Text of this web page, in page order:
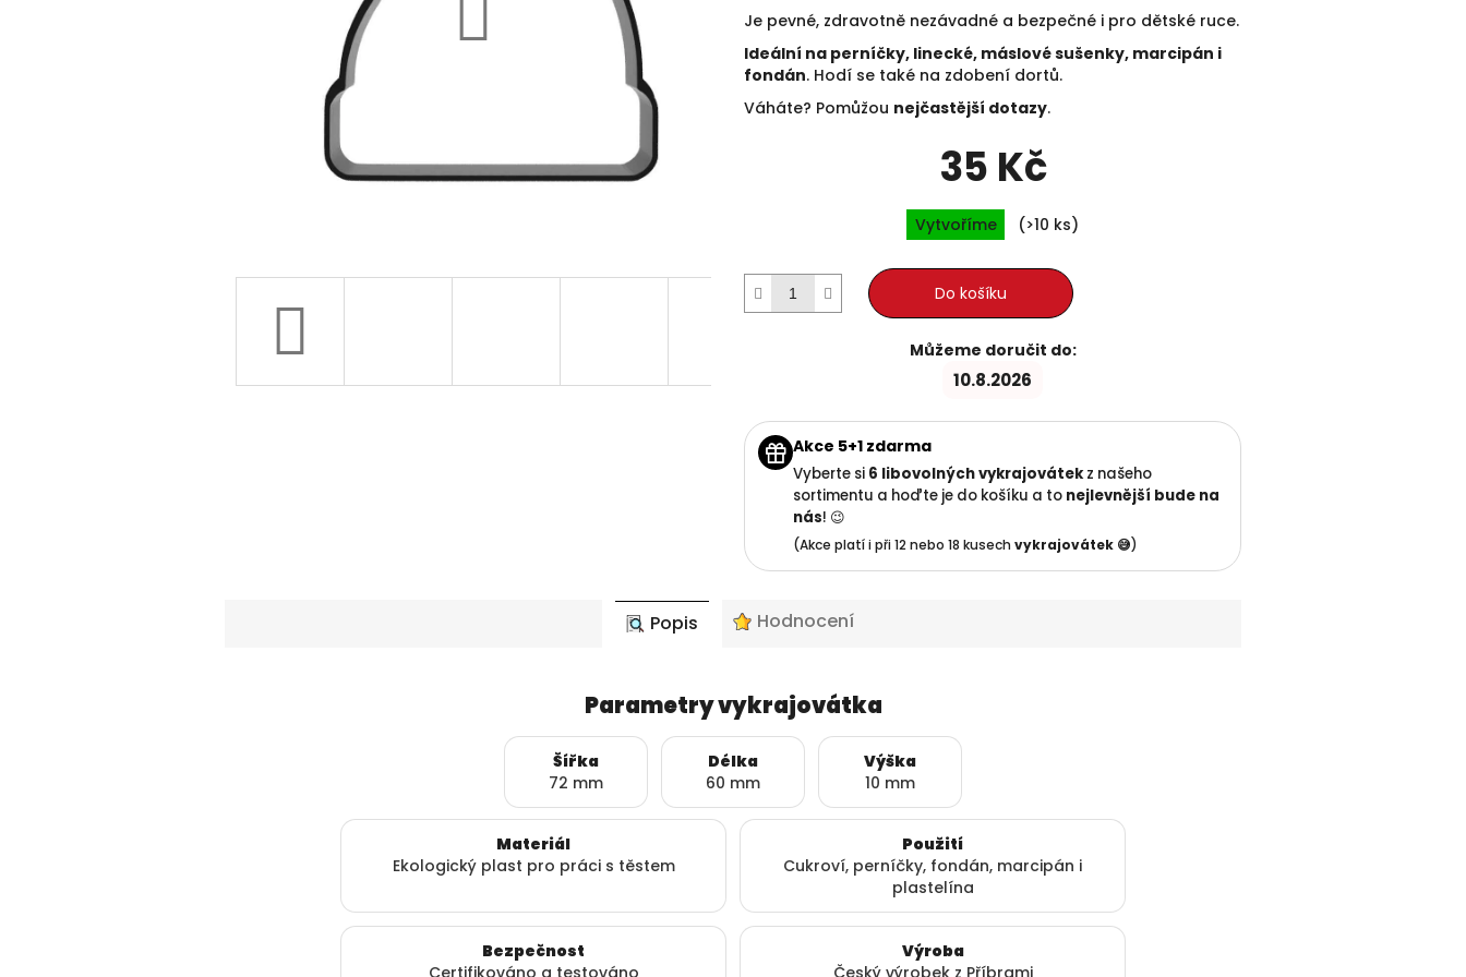
Je pevné, zdravotně nezávadné a bezpečné i pro dětské ruce.
Ideální na perníčky, linecké, máslové sušenky, marcipán i
fondán. Hodí se také na zdobení dortů.
Váháte? Pomůžou nejčastější dotazy.
35 Kč
Měrná cena:
Vytvoříme
(>10 ks)
Do košíku
Můžeme doručit do:
10.8.2026
Akce 5+1 zdarma
Vyberte si 6 libovolných vykrajovátek z našeho
sortimentu a hoďte je do košíku a to nejlevnější bude na
nás! 😉
(Akce platí i při 12 nebo 18 kusech vykrajovátek 😅)
Popis Hodnocení
Parametry vykrajovátka
Šířka
72 mm
Délka
60 mm
Výška
10 mm
Materiál
Ekologický plast pro práci s těstem
Použití
Cukroví, perníčky, fondán, marcipán i
plastelína
Bezpečnost
Výroba